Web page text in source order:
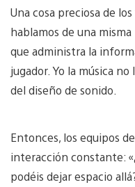
Una cosa preciosa de
hablamos de una
que administra la
jugador. Yo la música
del diseño de sonido.
Entonces, los equipos
interacción constante:
podéis dejar espacio